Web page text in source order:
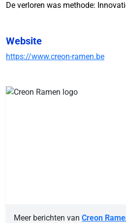
De verloren was methode:
Website
https://www.creon-ramen.be
Meer berichten van Creon